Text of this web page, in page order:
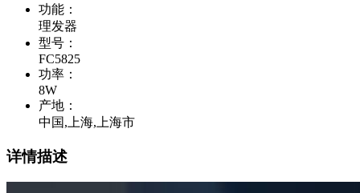
功能 ：
理发器
型号 ：
FC5825
功率 ：
8W
产地 ：
中国,上海,上海市
详情描述